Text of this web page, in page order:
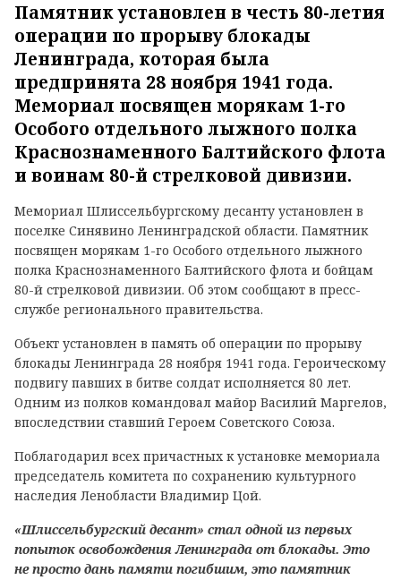
Памятник установлен в честь 80-летия
операции по прорыву блокады
Ленинграда, которая была
предпринята 28 ноября 1941 года.
Мемориал посвящен морякам 1-го
Особого отдельного лыжного полка
Краснознаменного Балтийского флота
и воинам 80-й стрелковой дивизии.
Мемориал Шлиссельбургскому десанту установлен в
поселке Синявино Ленинградской области. Памятник
посвящен морякам 1-го Особого отдельного лыжного
полка Краснознаменного Балтийского флота и бойцам
80-й стрелковой дивизии. Об этом сообщают в пресс-
службе регионального правительства.
Объект установлен в память об операции по прорыву
блокады Ленинграда 28 ноября 1941 года. Героическому
подвигу павших в битве солдат исполняется 80 лет.
Одним из полков командовал майор Василий Маргелов,
впоследствии ставший Героем Советского Союза.
Поблагодарил всех причастных к установке мемориала
председатель комитета по сохранению культурного
наследия Ленобласти Владимир Цой.
«Шлиссельбургский десант» стал одной из первых
попыток освобождения Ленинграда от блокады. Это
не просто дань памяти погибшим, это памятник